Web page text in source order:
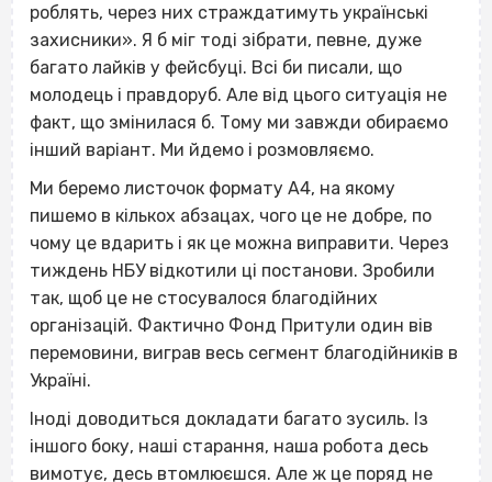
роблять, через них страждатимуть українські
захисники». Я б міг тоді зібрати, певне, дуже
багато лайків у фейсбуці. Всі би писали, що
молодець і правдоруб. Але від цього ситуація не
факт, що змінилася б. Тому ми завжди обираємо
інший варіант. Ми йдемо і розмовляємо.
Ми беремо листочок формату А4, на якому
пишемо в кількох абзацах, чого це не добре, по
чому це вдарить і як це можна виправити. Через
тиждень НБУ відкотили ці постанови. Зробили
так, щоб це не стосувалося благодійних
організацій. Фактично Фонд Притули один вів
перемовини, виграв весь сегмент благодійників в
Україні.
Іноді доводиться докладати багато зусиль. Із
іншого боку, наші старання, наша робота десь
вимотує, десь втомлюєшся. Але ж це поряд не